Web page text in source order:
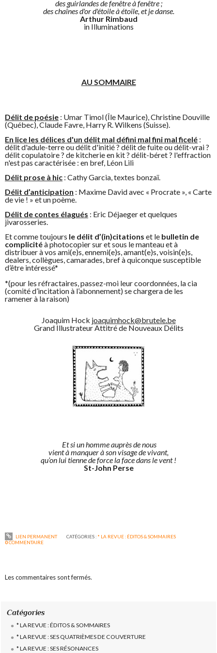
des guirlandes de fenêtre à fenêtre ;
des chaînes d'or d'étoile à étoile, et je danse.
Arthur Rimbaud
in Illuminations
AU SOMMAIRE
Délit de poésie : Umar Timol (Île Maurice), Christine Douville
(Québec), Claude Favre, Harry R. Wilkens (Suisse).
En lice les délices d'un délit mal défini mal fini mal ficelé :
délit d'adule-terre ou délit d'initié ? délit de fuite ou délit-vrai ?
délit copulatoire ? de kitcherie en kit ? délit-béret ? l'effraction
n'est pas caractérisée : en bref, Léon Lili
Délit prose à hic : Cathy Garcia, textes bonzaï.
Délit d’anticipation : Maxime David avec « Procrate », « Carte
de vie ! » et un poème.
Délit de contes élagués : Eric Déjaeger et quelques
jivarosseries.
Et comme toujours le délit d’(in)citations et le bulletin de
complicitéà photocopier sur et sous le manteau et à
distribuer à vos ami(e)s, ennemi(e)s, amant(e)s, voisin(e)s,
dealers, collègues, camarades, bref à quiconque susceptible
d’être intéressé*
*(pour les réfractaires, passez-moi leur coordonnées, la cia
(comité d’incitation à l’abonnement) se chargera de les
ramener à la raison)
Joaquim Hock joaquimhock@brutele.be
Grand Illustrateur Attitré de Nouveaux Délits
Et si un homme auprès de nous
vient à manquer à son visage de vivant,
qu’on lui tienne de force la face dans le vent !
St-John Perse
LIEN PERMANENT CATÉGORIES : * LA REVUE : ÉDITOS & SOMMAIRES
0COMMENTAIRE
Les commentaires sont fermés.
Catégories
* LA REVUE : ÉDITOS & SOMMAIRES
* LA REVUE : SES QUATRIÈMES DE COUVERTURE
* LA REVUE : SES RÉSONANCES